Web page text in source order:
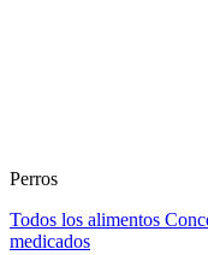
Perros
Todos los alimentos
medicados